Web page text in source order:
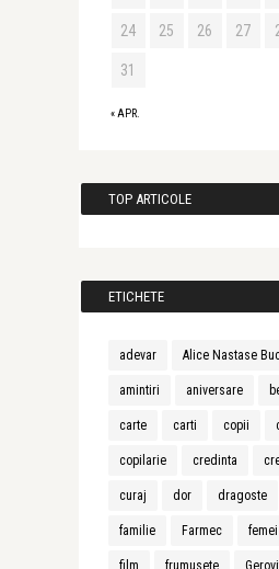
« APR.
24 25 26 27
31
TOP ARTICOLE
ETICHETE
adevar Alice Nastase
amintiri aniversare
carte carti copii
copilarie credinta
curaj dor dragoste
familie Farmec femei
film frumusete